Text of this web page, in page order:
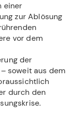
einer
zur Ablösung
vor dem
der
soweit aus dem
durch den